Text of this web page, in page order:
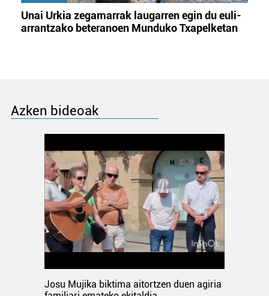
Unai Urkia zegamarrak laugarren egin du euli-
arrantzako beteranoen Munduko Txapelketan
Azken bideoak
Josu Mujika biktima aitortzen duen agiria